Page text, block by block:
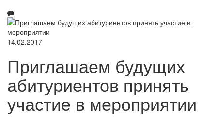
14.02.2017
Приглашаем будущих
абитуриентов принять
участие в мероприятии